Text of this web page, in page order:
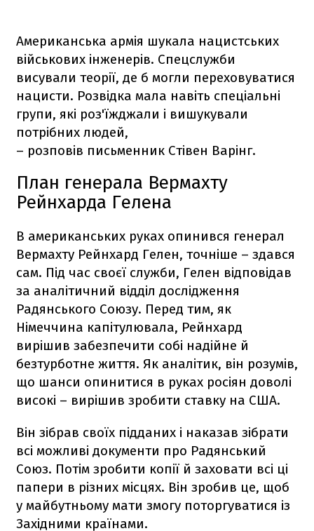
Американська армія шукала нацистських
військових інженерів. Спецслужби
висували теорії, де б могли переховуватися
нацисти. Розвідка мала навіть спеціальні
групи, які роз'їжджали і вишукували
потрібних людей,
– розповів письменник Стівен Варінг.
План генерала Вермахту
Рейнхарда Гелена
В американських руках опинився генерал
Вермахту Рейнхард Гелен, точніше – здався
сам. Під час своєї служби, Гелен відповідав
за аналітичний відділ дослідження
Радянського Союзу. Перед тим, як
Німеччина капітулювала, Рейнхард
вирішив забезпечити собі надійне й
безтурботне життя. Як аналітик, він розумів,
що шанси опинитися в руках росіян доволі
високі – вирішив зробити ставку на США.
Він зібрав своїх підданих і наказав зібрати
всі можливі документи про Радянський
Союз. Потім зробити копії й заховати всі ці
папери в різних місцях. Він зробив це, щоб
у майбутньому мати змогу поторгуватися із
Західними країнами.